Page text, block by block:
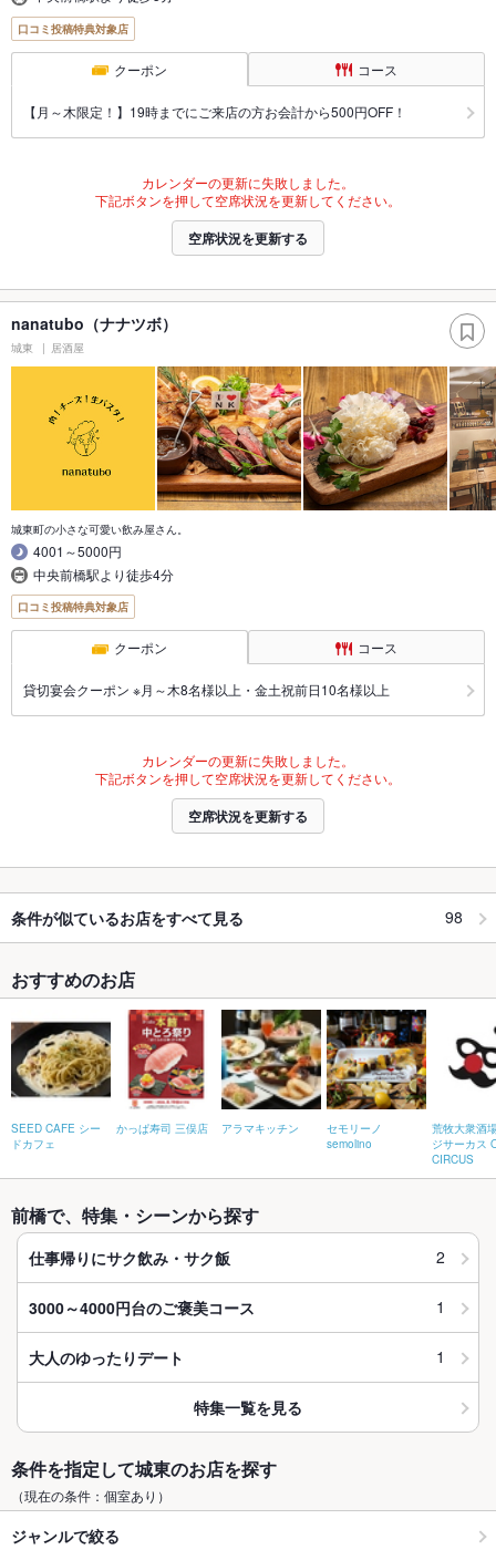
口コミ投稿特典対象店
クーポン コース
【月～木限定！】19時までにご来店の方お会計から500円OFF！
カレンダーの更新に失敗しました。
下記ボタンを押して空席状況を更新してください。
空席状況を更新する
nanatubo（ナナツボ）
城東 居酒屋
城東町の小さな可愛い飲み屋さん。
4001～5000円
中央前橋駅より徒歩4分
口コミ投稿特典対象店
クーポン コース
貸切宴会クーポン ※月～木8名様以上・金土祝前日10名様以上
カレンダーの更新に失敗しました。
下記ボタンを押して空席状況を更新してください。
空席状況を更新する
条件が似ているお店をすべて見る 98
おすすめのお店
SEED CAFE シー
ドカフェ
かっぱ寿司 三俣店 アラマキッチン
セモリーノ
semolino
荒牧大衆酒
ジサーカス
CIRCUS
前橋で、特集・シーンから探す
仕事帰りにサク飲み・サク飯 2
3000～4000円台のご褒美コース 1
大人のゆったりデート 1
特集一覧を見る
条件を指定して城東のお店を探す
（現在の条件：個室あり）
ジャンルで絞る